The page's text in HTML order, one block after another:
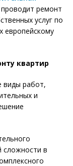
ремонт
услуг по
европейскому
квартир
виды работ,
и
сложности в